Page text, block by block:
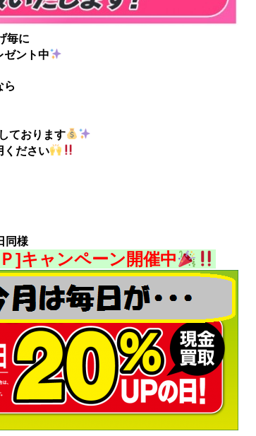
毎に
ゼント中
ら
ております
ください
同様
]キャンペーン開催中